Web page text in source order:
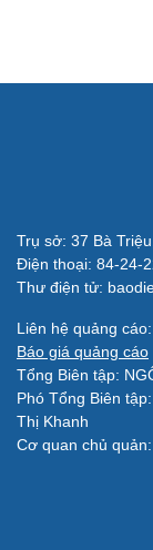
Quân sự - Quốc
Vũ khí
Việt Nam
Phân tích
Trụ sở: 37 Bà
Điện thoại: 84-24-
Thư điện tử:
Liên hệ quảng
Báo giá quảng cáo
Tổng Biên tập:
Phó Tổng Biên
Thị Khanh
Cơ quan chủ